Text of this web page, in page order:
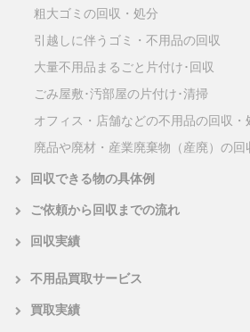
粗大ゴミの回収・処分
引越しに伴うゴミ・不用品の回収
大量不用品まるごと片付け･回収
ごみ屋敷･汚部屋の片付け･清掃
オフィス・店舗などの不用品の回収・
廃品や廃材・産業廃棄物（産廃）の回
回収できる物の具体例
ご依頼から回収までの流れ
回収実績
不用品買取サービス
買取実績